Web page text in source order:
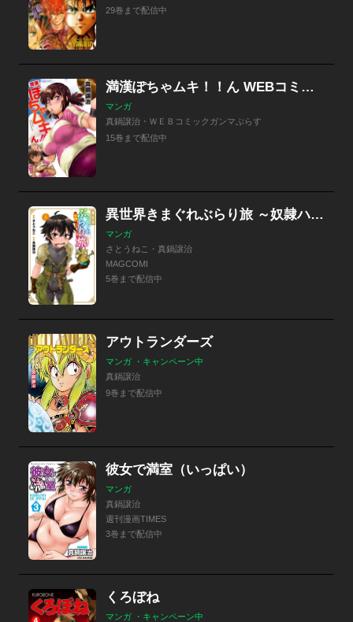
29巻まで配信中
満漢ぽちゃムキ！！ん WEBコミックガンマぷらす連載版
マンガ
真鍋譲治・ＷＥＢコミックガンマぷらす
15巻まで配信中
異世界きまぐれぶらり旅 ～奴隷ハーレムを添えて～
マンガ
さとうねこ・真鍋譲治
MAGCOMI
5巻まで配信中
アウトランダーズ
マンガ ・キャンペーン中
真鍋譲治
9巻まで配信中
彼女で満室（いっぱい）
マンガ
真鍋譲治
週刊漫画TIMES
3巻まで配信中
くろぼね
マンガ ・キャンペーン中